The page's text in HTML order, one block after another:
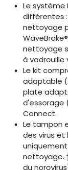
Le
différentes
nettoyage
nettoyage
à vadrouille
Le kit
adaptable
plate
d'essorage
Connect.
Le tampon
des virus
nettoyage.
du